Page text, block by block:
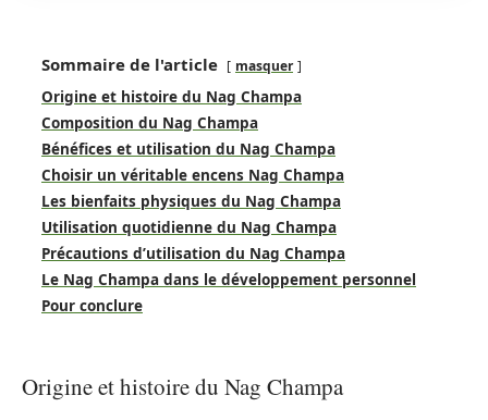
Sommaire de l'article masquer
Origine et histoire du Nag Champa
Composition du Nag Champa
Bénéfices et utilisation du Nag Champa
Choisir un véritable encens Nag Champa
Les bienfaits physiques du Nag Champa
Utilisation quotidienne du Nag Champa
Précautions d’utilisation du Nag Champa
Le Nag Champa dans le développement personnel
Pour conclure
Origine et histoire du Nag Champa